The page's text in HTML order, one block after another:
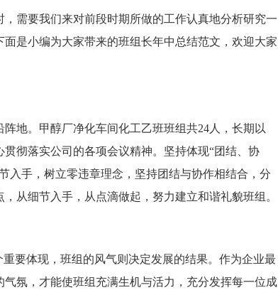
需要我们来对前段时期所做的工作认真地分析研究一
是小编为大家带来的班组长年中总结范文，欢迎大家
地。甲醇厂净化车间化工乙班班组共24人，长期以
彻落实公司的各项会议精神。坚持体现“团结、协
入手，树立零违章理念，坚持团结与协作相结合，分
从细节入手，从点滴做起，努力建立和谐礼貌班组。
要体现，班组的风气则决定发展的结果。作为企业最
氛，才能使班组充满生机与活力，充分发挥每一位成